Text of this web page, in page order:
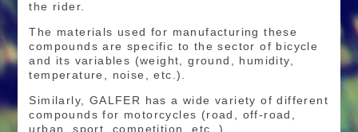
the rider.
The materials used for manufacturing these
compounds are specific to the sector of bicycle
and its variables (weight, ground, humidity,
temperature, noise, etc.).
Similarly, GALFER has a wide variety of different
compounds for motorcycles (road, off-road,
urban, sport, competition, etc..)